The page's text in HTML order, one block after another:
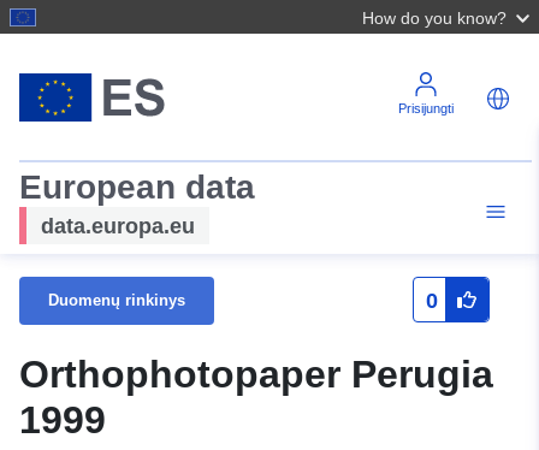
How do you know?
Prisijungti
European data
data.europa.eu
Duomenų rinkinys 0
Orthophotopaper Perugia
1999